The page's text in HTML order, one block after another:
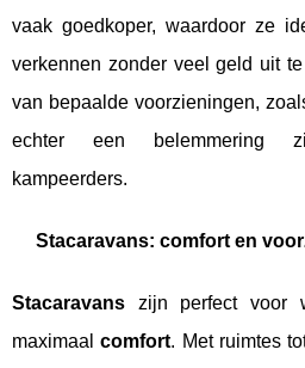
vaak goedkoper, waardoor ze
verkennen zonder veel geld uit
van bepaalde voorzieningen,
echter een belemmering
kampeerders.
Stacaravans: comfort en
Stacaravans zijn perfect voor
maximaalcomfort. Met ruimtes